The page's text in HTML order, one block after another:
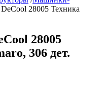
28005 Техника
28005
306 дет.